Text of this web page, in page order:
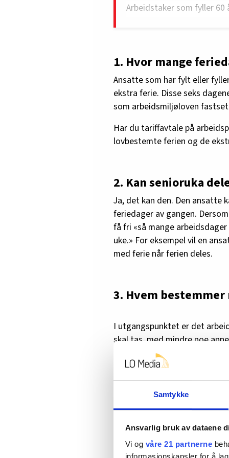
Samtykke
Ansvarlig bruk av dataene
Vi og våre 21 partnerne
informasjonskapsler for å
Arbeidstaker som fyller
1. Hvor mange
Ansatte som har fylt eller
ekstra ferie. Disse seks
som arbeidsmiljøloven
Har du tariffavtale på
lovbestemte ferien og de
2. Kan senioruka
Ja, det kan den. Den ansatte
feriedager av gangen.
få fri «så mange
uke.» For eksempel vil en
med ferie når ferien deles.
3. Hvem
I utgangspunktet er det
skal tas, med mindre noe
Men dersom det finnes en
Dersom detikkefinnes noen
blir enige, er detarbeidstaker
senioruka, og ikke for ferien
Aktuelt:13 spørsmål og